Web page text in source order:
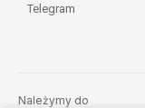
Telegram
Należymy do